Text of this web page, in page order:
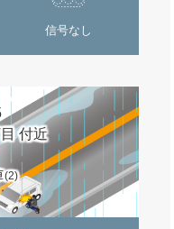
信号なし
付近
(2)